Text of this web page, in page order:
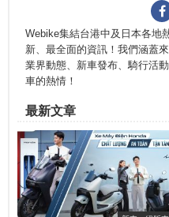
Webike集結台港中及日本各地
新、最全面的資訊！我們涵蓋
業界動態、新車發布、騎行活
車的熱情！
最新文章